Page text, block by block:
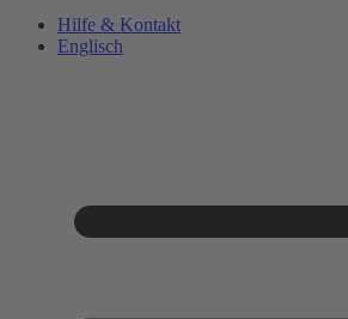
Hilfe & Kontakt
Englisch